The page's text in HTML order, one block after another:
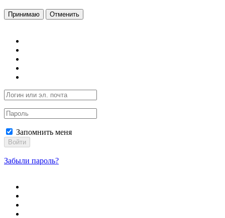
Принимаю Отменить
Запомнить меня
Войти
Забыли пароль?